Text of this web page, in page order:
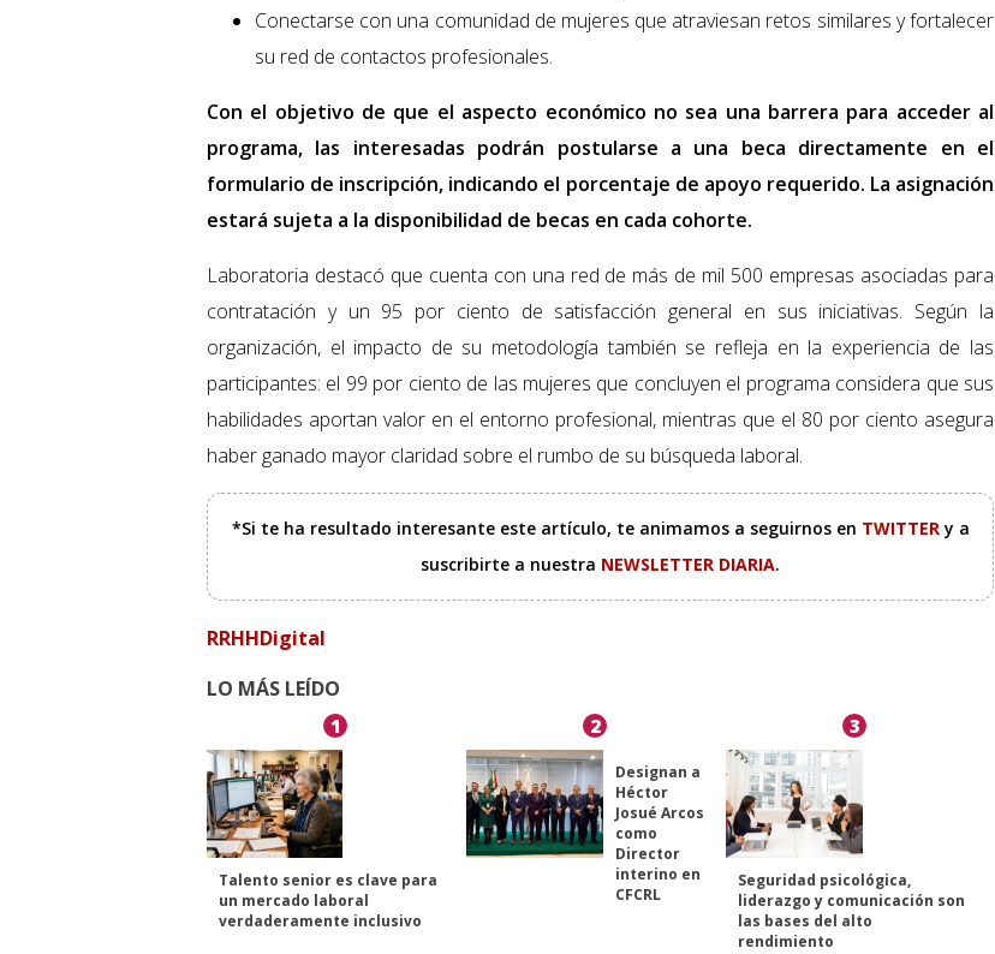
Conectarse con una comunidad de mujeres que atraviesan retos similares y fortalecer
su red de contactos profesionales.
Con el objetivo de que el aspecto económico no sea una barrera para acceder al
programa, las interesadas podrán postularse a una beca directamente en el
formulario de inscripción, indicando el porcentaje de apoyo requerido. La asignación
estará sujeta a la disponibilidad de becas en cada cohorte.
Laboratoria destacó que cuenta con una red de más de mil 500 empresas asociadas para
contratación y un 95 por ciento de satisfacción general en sus iniciativas. Según la
organización, el impacto de su metodología también se refleja en la experiencia de las
participantes: el 99 por ciento de las mujeres que concluyen el programa considera que sus
habilidades aportan valor en el entorno profesional, mientras que el 80 por ciento asegura
haber ganado mayor claridad sobre el rumbo de su búsqueda laboral.
*Si te ha resultado interesante este artículo, te animamos a seguirnos en TWITTERy a
suscribirte a nuestra NEWSLETTER DIARIA.
RRHHDigital
LO MÁS LEÍDO
1
Talento senior es clave para
un mercado laboral
verdaderamente inclusivo
2
Designan a
Héctor
Josué Arcos
como
Director
interino en
CFCRL
3
Seguridad psicológica,
liderazgo y comunicación son
las bases del alto
rendimiento